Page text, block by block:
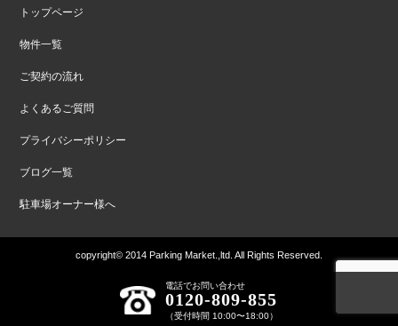
トップページ
物件一覧
ご契約の流れ
よくあるご質問
プライバシーポリシー
ブログ一覧
駐車場オーナー様へ
copyright© 2014 Parking Market.,ltd. All Rights Reserved.
電話でお問い合わせ
0120-809-855
（受付時間 10:00〜18:00）